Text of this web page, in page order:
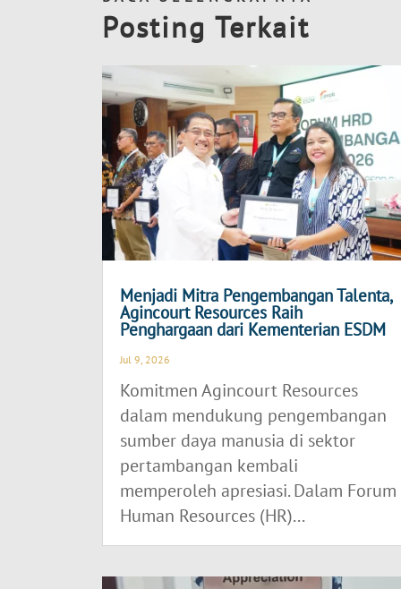
Posting Terkait
Menjadi Mitra Pengembangan Talenta,
Agincourt Resources Raih
Penghargaan dari Kementerian ESDM
Jul 9, 2026
Komitmen Agincourt Resources
dalam mendukung pengembangan
sumber daya manusia di sektor
pertambangan kembali
memperoleh apresiasi. Dalam Forum
Human Resources (HR)...